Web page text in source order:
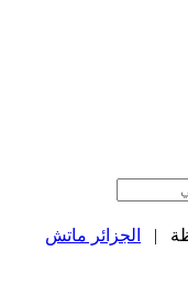
الجزائر ماتش